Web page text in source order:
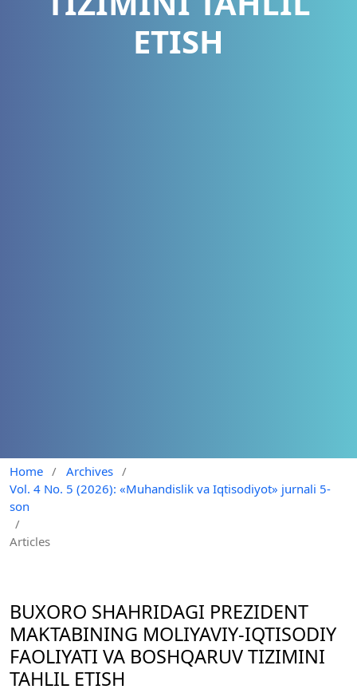
ETISH
Home / Archives /
Vol. 4 No. 5 (2026): «Muhandislik va Iqtisodiyot» jurnali 5-
son
/
Articles
BUXORO SHAHRIDAGI PREZIDENT
MAKTABINING MOLIYAVIY-IQTISODIY
FAOLIYATI VA BOSHQARUV TIZIMINI
TAHLIL ETISH